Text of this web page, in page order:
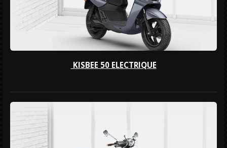
KISBEE 50 ELECTRIQUE